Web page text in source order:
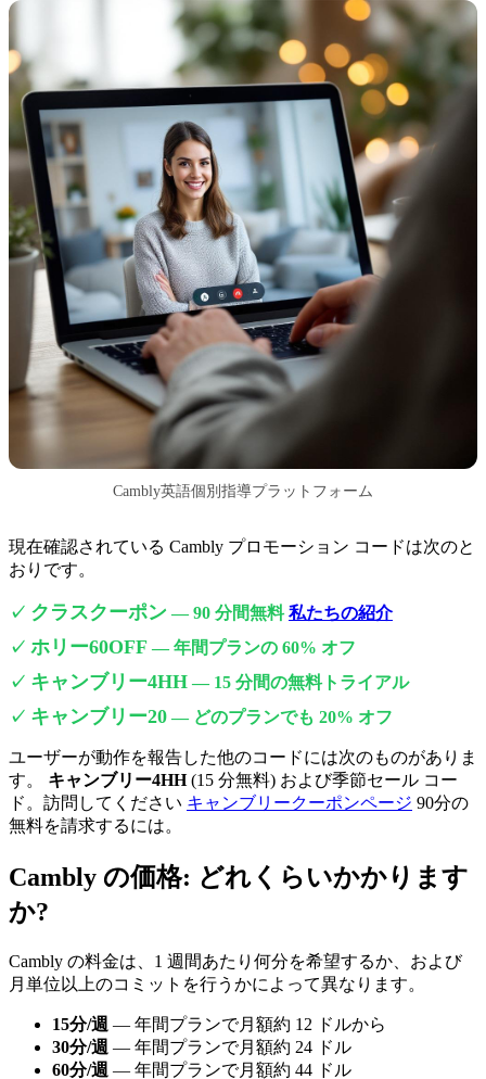
Cambly英語個別指導プラットフォーム
現在確認されている Cambly プロモーション コードは次のと
おりです。
✓ クラスクーポン— 90 分間無料私たちの紹介
✓ ホリー60OFF— 年間プランの 60% オフ
✓ キャンブリー4HH— 15 分間の無料トライアル
✓ キャンブリー20— どのプランでも 20% オフ
ユーザーが動作を報告した他のコードには次のものがありま
す。 キャンブリー4HH(15 分無料) および季節セール コー
ド。訪問してください キャンブリークーポンページ 90分の
無料を請求するには。
Cambly の価格: どれくらいかかります
か?
Cambly の料金は、1 週間あたり何分を希望するか、および
月単位以上のコミットを行うかによって異なります。
15分/週 — 年間プランで月額約 12 ドルから
30分/週 — 年間プランで月額約 24 ドル
60分/週 — 年間プランで月額約 44 ドル